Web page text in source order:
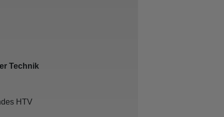
Technik
HTV